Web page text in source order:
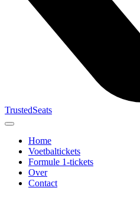
TrustedSeats
Home
Voetbaltickets
Formule 1-tickets
Over
Contact